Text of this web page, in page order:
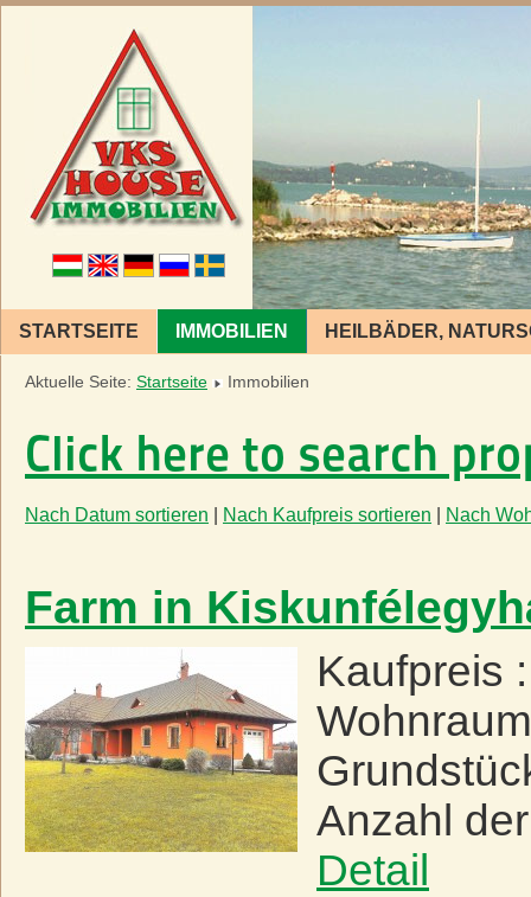
STARTSEITE IMMOBILIEN HEILBÄDER,
Aktuelle Seite: Startseite Immobilien
Click here to search
Nach Datum sortieren Nach Kaufpreis sortieren Nach
Farm in
Kaufpreis
Anzahl
Detail